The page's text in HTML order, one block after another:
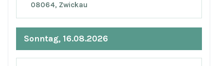
08064, Zwickau
Sonntag, 16.08.2026